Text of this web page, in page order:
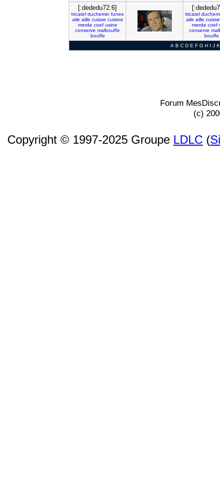
[:dededu72:6]
tricatel duchemin funes
aile aille cuisse cuisine
merde coef usine
conserve malbouffe
bouffe
tricatel
aile aille cuisse
merde coef
conserve
bouffe
A B C D E F G H I J K
Forum
(c)
Copyright © 1997-2025 Groupe LDLC (